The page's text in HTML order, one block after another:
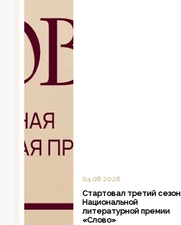
04.08.2026
Стартовал третий сезон
Национальной
литературной премии
«Слово»